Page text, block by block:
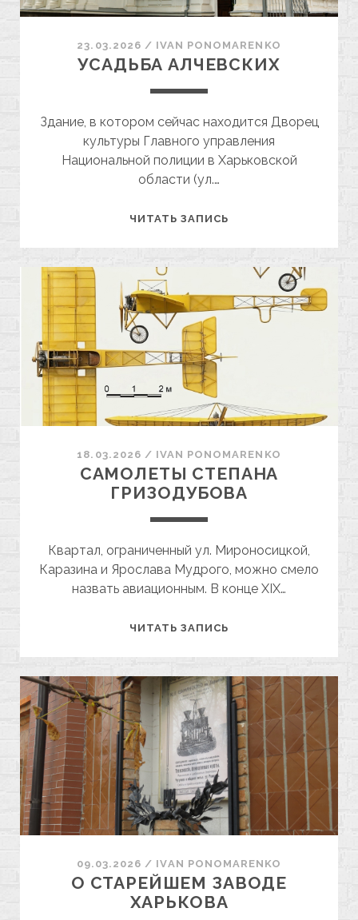
23.03.2026 / ІVAN PONOMARENKO
УСАДЬБА АЛЧЕВСКИХ
Здание, в котором сейчас находится Дворец
культуры Главного управления
Национальной полиции в Харьковской
области (ул.…
ЧИТАТЬ ЗАПИСЬ
18.03.2026 / ІVAN PONOMARENKO
САМОЛЕТЫ СТЕПАНА
ГРИЗОДУБОВА
Квартал, ограниченный ул. Мироносицкой,
Каразина и Ярослава Мудрого, можно смело
назвать авиационным. В конце XIX…
ЧИТАТЬ ЗАПИСЬ
09.03.2026 / ІVAN PONOMARENKO
О СТАРЕЙШЕМ ЗАВОДЕ
ХАРЬКОВА